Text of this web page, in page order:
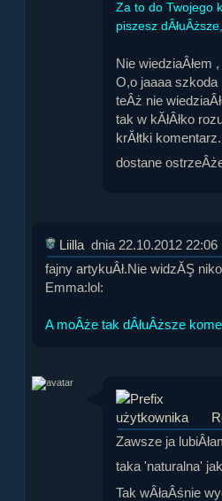
Za to do Twojego
piszesz
Nie wiedziaÂłem
O,o jaaaa
teÂż nie
tak w kĂłÂłko
krĂłtki
dostane
Liilla dnia 22.10.2012 22:06
fajny artykuÂł.Nie widzĂŞ
Emma:lol:
A moÂże tak dÂłuÂższe
Zawsze ja
taka 'naturalna'
Tak wÂłaÂśnie